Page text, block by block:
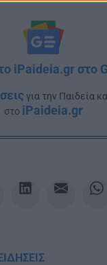
iPaideia.gr στο
για την Παιδεία
στο iPaideia.gr